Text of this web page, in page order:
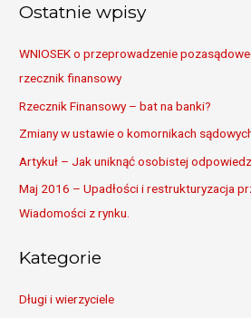
r
r
:
Ostatnie wpisy
WNIOSEK o przeprowadzenie
rzecznik finansowy
Rzecznik Finansowy – bat na banki?
Zmiany w ustawie o komornikach
Artykuł – Jak uniknąć osobistej
Maj 2016 – Upadłości i restrukturyzacja
Wiadomości z rynku.
Kategorie
Długi i wierzyciele